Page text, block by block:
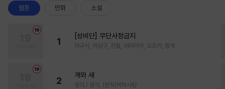
웹툰 만화 소설
1
[성비단] 무단사정금지
마규식, 피상구, 진월, 테리야끼, 오프카, 뚱개
2
개와 새
정각 / 정각, (원작)박하사탕